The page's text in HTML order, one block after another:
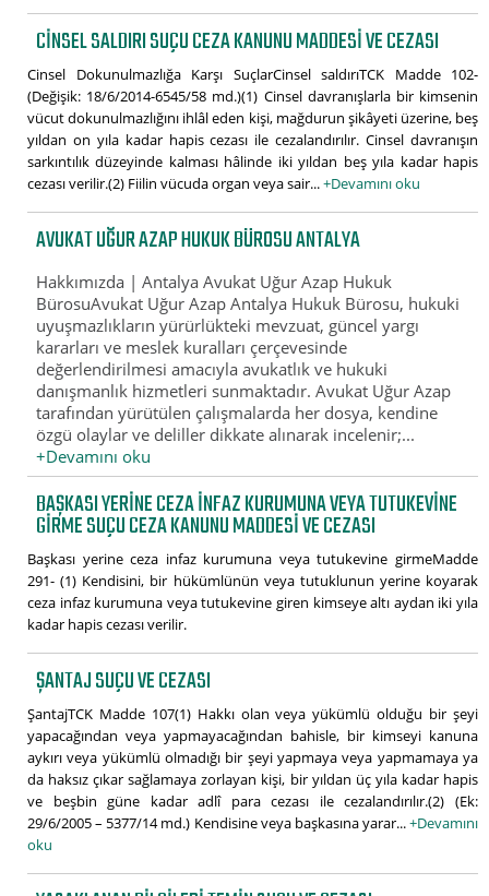
CINSEL SALDIRI SUÇU CEZA KANUNU MADDESI VE CEZASI
Cinsel Dokunulmazlığa Karşı SuçlarCinsel saldırıTCK Madde 102-
(Değişik: 18/6/2014-6545/58 md.)(1) Cinsel davranışlarla bir kimsenin
vücut dokunulmazlığını ihlâl eden kişi, mağdurun şikâyeti üzerine, beş
yıldan on yıla kadar hapis cezası ile cezalandırılır. Cinsel davranışın
sarkıntılık düzeyinde kalması hâlinde iki yıldan beş yıla kadar hapis
cezası verilir.(2) Fiilin vücuda organ veya sair...+Devamını oku
AVUKAT UĞUR AZAP HUKUK BÜROSU ANTALYA
Hakkımızda | Antalya Avukat Uğur Azap Hukuk
BürosuAvukat Uğur Azap Antalya Hukuk Bürosu, hukuki
uyuşmazlıkların yürürlükteki mevzuat, güncel yargı
kararları ve meslek kuralları çerçevesinde
değerlendirilmesi amacıyla avukatlık ve hukuki
danışmanlık hizmetleri sunmaktadır. Avukat Uğur Azap
tarafından yürütülen çalışmalarda her dosya, kendine
özgü olaylar ve deliller dikkate alınarak incelenir;...
+Devamını oku
BAŞKASI YERINE CEZA INFAZ KURUMUNA VEYA TUTUKEVINE
GIRME SUÇU CEZA KANUNU MADDESI VE CEZASI
Başkası yerine ceza infaz kurumuna veya tutukevine girmeMadde
291- (1) Kendisini, bir hükümlünün veya tutuklunun yerine koyarak
ceza infaz kurumuna veya tutukevine giren kimseye altı aydan iki yıla
kadar hapis cezası verilir.
ŞANTAJ SUÇU VE CEZASI
ŞantajTCK Madde 107(1) Hakkı olan veya yükümlü olduğu bir şeyi
yapacağından veya yapmayacağından bahisle, bir kimseyi kanuna
aykırı veya yükümlü olmadığı bir şeyi yapmaya veya yapmamaya ya
da haksız çıkar sağlamaya zorlayan kişi, bir yıldan üç yıla kadar hapis
ve beşbin güne kadar adlî para cezası ile cezalandırılır.(2) (Ek:
29/6/2005 – 5377/14 md.) Kendisine veya başkasına yarar...+Devamını
oku